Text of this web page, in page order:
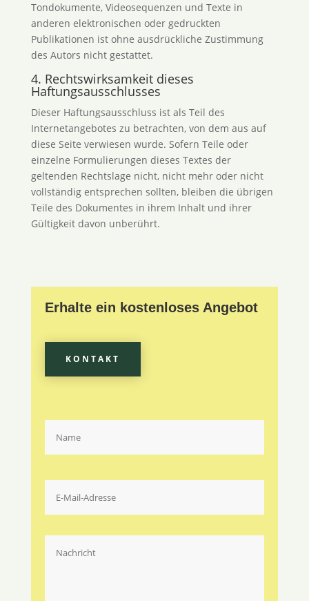
Tondokumente, Videosequenzen und Texte in
anderen elektronischen oder gedruckten
Publikationen ist ohne ausdrückliche Zustimmung
des Autors nicht gestattet.
4. Rechtswirksamkeit dieses
Haftungsausschlusses
Dieser Haftungsausschluss ist als Teil des
Internetangebotes zu betrachten, von dem aus auf
diese Seite verwiesen wurde. Sofern Teile oder
einzelne Formulierungen dieses Textes der
geltenden Rechtslage nicht, nicht mehr oder nicht
vollständig entsprechen sollten, bleiben die übrigen
Teile des Dokumentes in ihrem Inhalt und ihrer
Gültigkeit davon unberührt.
Erhalte ein kostenloses Angebot
KONTAKT
Bitte lasse dieses Feld leer.